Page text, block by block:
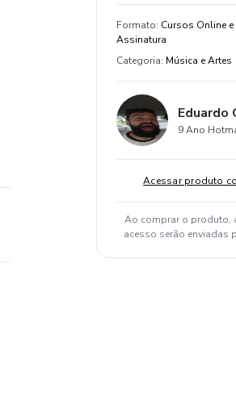
Formato: Cursos Online
Assinatura
Categoria: Música e Artes
Eduardo
9 Ano
Acessar produto
Ao comprar o produto,
acesso serão enviadas